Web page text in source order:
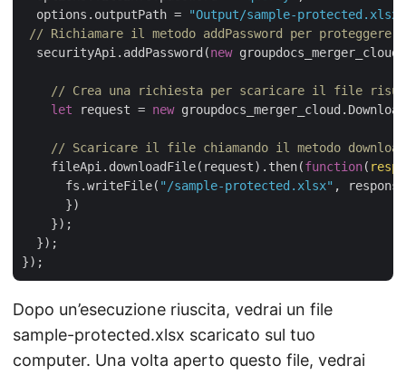
  options.outputPath =
"Output/sample-protected.xlsx"
// Richiamare il metodo addPassword per
  securityApi.addPassword(
new
// Crea una richiesta per scaricare il file
let request = new
// Scaricare il file chiamando il metodo
    fileApi.downloadFile(request).then(
function(
      fs.writeFile(
"/sample-protected.xlsx" ,
      })
    });
  });
Dopo un’esecuzione riuscita, vedrai un file
sample-protected.xlsx scaricato sul tuo
computer. Una volta aperto questo file, vedrai